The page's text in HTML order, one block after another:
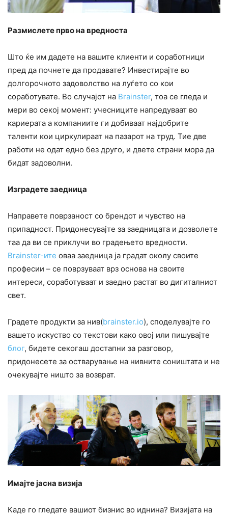
Размислете прво на вредноста
Што ќе им дадете на вашите клиенти и соработници
пред да почнете да продавате? Инвестирајте во
долгорочното задоволство на луѓето со кои
соработувате. Во случајот на Brainster, тоа се гледа и
мери во секој момент: учесниците напредуваат во
кариерата а компаниите ги добиваат најдобрите
таленти кои циркулираат на пазарот на труд. Тие две
работи не одат едно без друго, и двете страни мора да
бидат задоволни.
Изградете заедница
Направете поврзаност со брендот и чувство на
припадност. Придонесувајте за заедницата и дозволете
таа да ви се приклучи во градењето вредности.
Brainster-ите оваа заедница ја градат околу своите
професии – се поврзуваат врз основа на своите
интереси, соработуваат и заедно растат во дигиталниот
свет.
Градете продукти за нив(brainster.io), споделувајте го
вашето искуство со текстови како овој или пишувајте
блог, бидете секогаш достапни за разговор,
придонесете за остварување на нивните соништата и не
очекувајте ништо за возврат.
Имајте јасна визија
Каде го гледате вашиот бизнис во иднина? Визијата на